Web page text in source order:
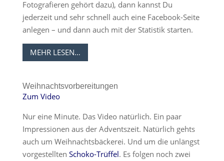
Fotografieren gehört dazu), dann kannst Du
jederzeit und sehr schnell auch eine Facebook-Seite
anlegen – und dann auch mit der Statistik starten.
MEHR LESEN…
Weihnachtsvorbereitungen
Zum Video
Nur eine Minute. Das Video natürlich. Ein paar
Impressionen aus der Adventszeit. Natürlich gehts
auch um Weihnachtsbäckerei. Und um die unlängst
vorgestellten Schoko-Trüffel. Es folgen noch zwei